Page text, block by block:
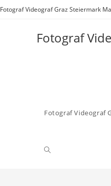
Zum
Fotograf Videograf Graz Steiermark
Fotograf
Fotograf Videograf
Website-